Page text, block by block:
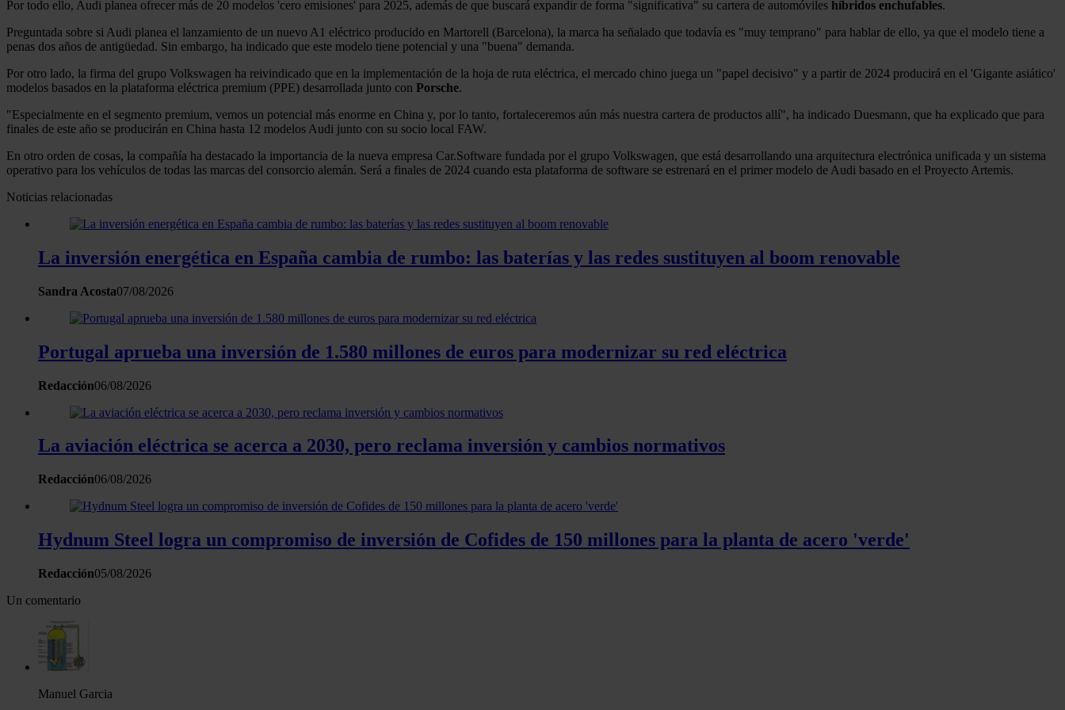
Por todo ello, Audi planea ofrecer más de 20 modelos 'cero emisiones' para 2025, además de que buscará expandir de forma "significativa" su cartera de automóviles híbridos enchufables.
Preguntada sobre si Audi planea el lanzamiento de un nuevo A1 eléctrico producido en Martorell (Barcelona), la marca ha señalado que todavía es "muy temprano" para hablar de ello, ya que el modelo tiene a
penas dos años de antigüedad. Sin embargo, ha indicado que este modelo tiene potencial y una "buena" demanda.
Por otro lado, la firma del grupo Volkswagen ha reivindicado que en la implementación de la hoja de ruta eléctrica, el mercado chino juega un "papel decisivo" y a partir de 2024 producirá en el 'Gigante asiático'
modelos basados en la plataforma eléctrica premium (PPE) desarrollada junto con Porsche.
"Especialmente en el segmento premium, vemos un potencial más enorme en China y, por lo tanto, fortaleceremos aún más nuestra cartera de productos allí", ha indicado Duesmann, que ha explicado que para
finales de este año se producirán en China hasta 12 modelos Audi junto con su socio local FAW.
En otro orden de cosas, la compañía ha destacado la importancia de la nueva empresa Car.Software fundada por el grupo Volkswagen, que está desarrollando una arquitectura electrónica unificada y un sistema
operativo para los vehículos de todas las marcas del consorcio alemán. Será a finales de 2024 cuando esta plataforma de software se estrenará en el primer modelo de Audi basado en el Proyecto Artemis.
Noticias relacionadas
La inversión energética en España cambia de rumbo: las baterías y las redes sustituyen al boom renovable
Sandra Acosta07/08/2026
Portugal aprueba una inversión de 1.580 millones de euros para modernizar su red eléctrica
Redacción06/08/2026
La aviación eléctrica se acerca a 2030, pero reclama inversión y cambios normativos
Redacción06/08/2026
Hydnum Steel logra un compromiso de inversión de Cofides de 150 millones para la planta de acero 'verde'
Redacción05/08/2026
Un comentario
Manuel Garcia